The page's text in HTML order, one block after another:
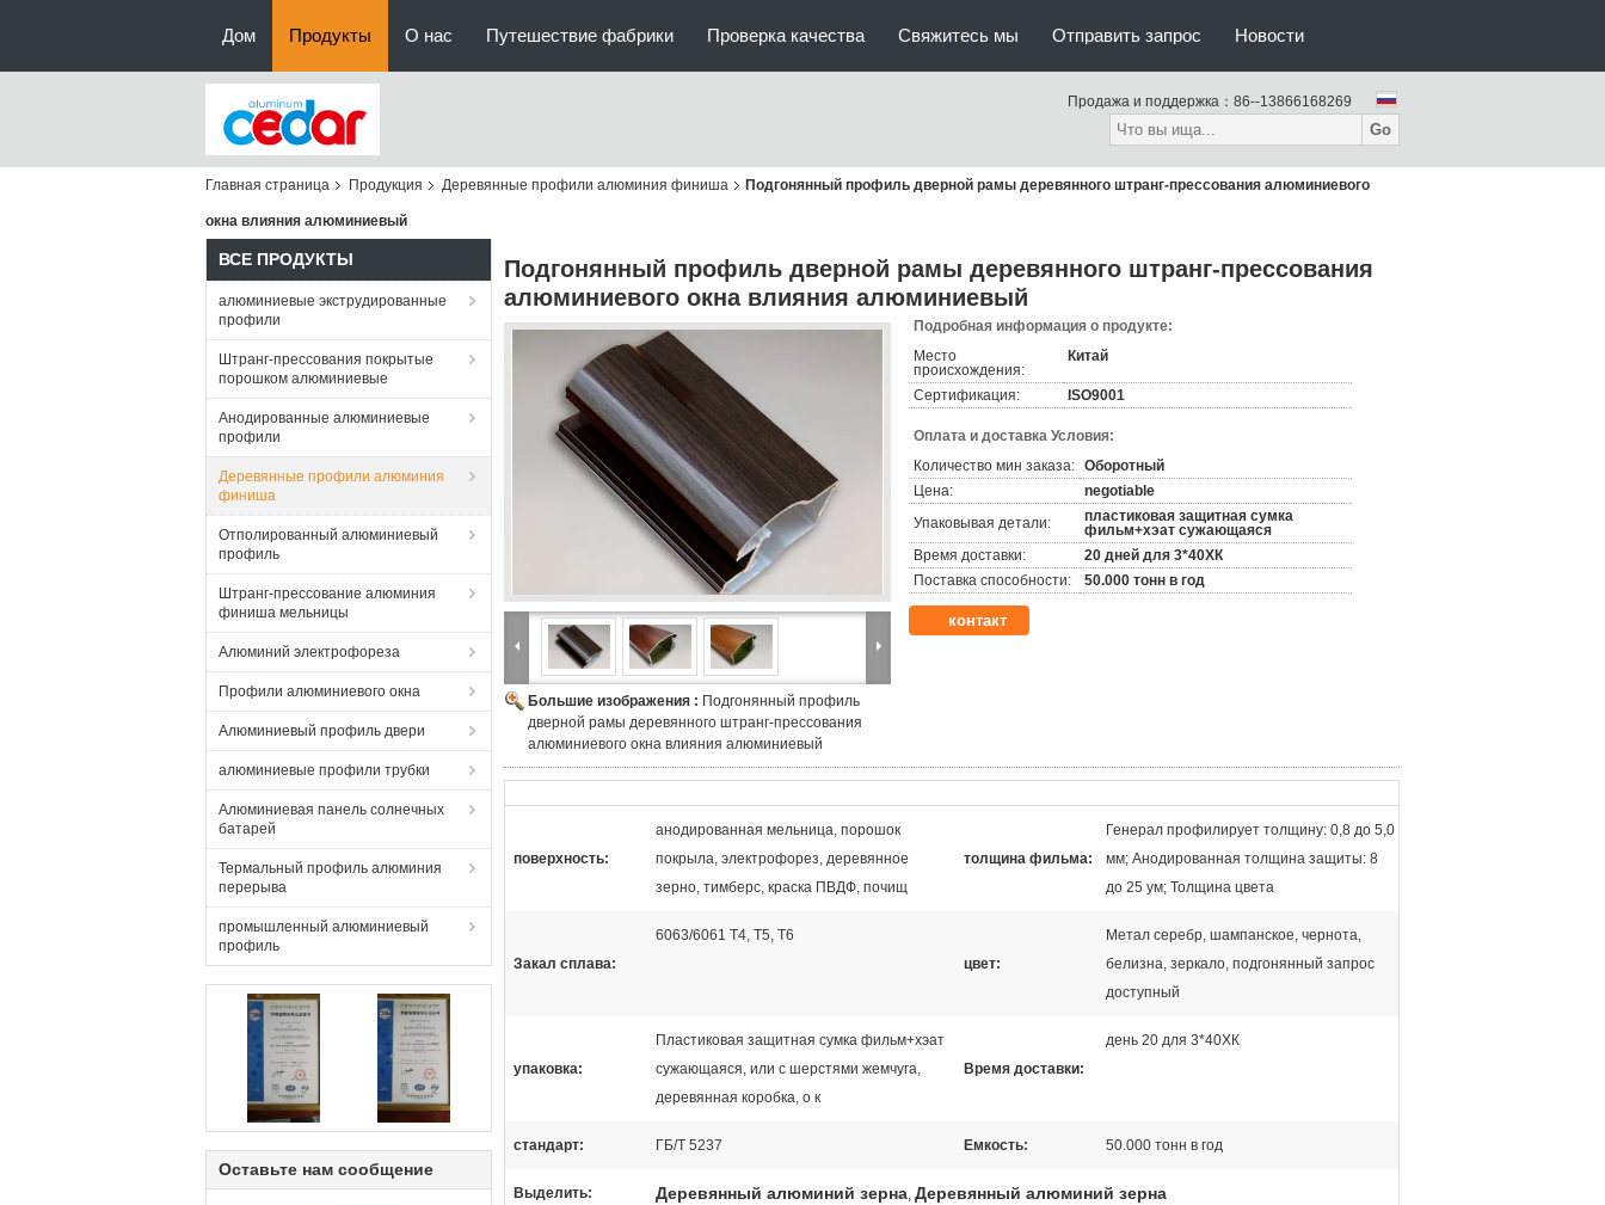
Дом Продукты О нас Путешествие фабрики Проверка качества Свяжитесь мы Отправить запрос Новости
Продажа и поддержка： 86--13866168269
Go
Главная страница Продукция Деревянные профили алюминия финиша Подгонянный профиль дверной рамы деревянного штранг-прессования алюминиевого
окна влияния алюминиевый
ВСЕ ПРОДУКТЫ
алюминиевые экструдированные
профили
Штранг-прессования покрытые
порошком алюминиевые
Анодированные алюминиевые
профили
Деревянные профили алюминия
финиша
Отполированный алюминиевый
профиль
Штранг-прессование алюминия
финиша мельницы
Алюминий электрофореза
Профили алюминиевого окна
Алюминиевый профиль двери
алюминиевые профили трубки
Алюминиевая панель солнечных
батарей
Термальный профиль алюминия
перерыва
промышленный алюминиевый
профиль
Оставьте нам сообщение
Подгонянный профиль дверной рамы деревянного штранг-прессования
алюминиевого окна влияния алюминиевый
Большие изображения : Подгонянный профиль
дверной рамы деревянного штранг-прессования
алюминиевого окна влияния алюминиевый
Подробная информация о продукте:
Место
происхождения:
Китай
Сертификация: ISO9001
Оплата и доставка Условия:
Количество мин заказа: Оборотный
Цена:
negotiable
Упаковывая детали:
пластиковая защитная сумка
фильм+хэат сужающаяся
Время доставки:
20 дней для 3*40ХК
Поставка способности:
50.000 тонн в год
контакт
поверхность:
анодированная мельница, порошок
покрыла, электрофорез, деревянное
зерно, тимберс, краска ПВДФ, почищ
толщина фильма:
Генерал профилирует толщину: 0,8 до 5,0
мм; Анодированная толщина защиты: 8
до 25 ум; Толщина цвета
Закал сплава:
6063/6061 Т4, Т5, Т6
цвет:
Метал серебр, шампанское, чернота,
белизна, зеркало, подгонянный запрос
доступный
упаковка:
Пластиковая защитная сумка фильм+хэат
сужающаяся, или с шерстями жемчуга,
деревянная коробка, о к
Время доставки:
день 20 для 3*40ХК
стандарт: ГБ/Т 5237 Емкость: 50.000 тонн в год
Выделить: Деревянный алюминий зерна, Деревянный алюминий зерна